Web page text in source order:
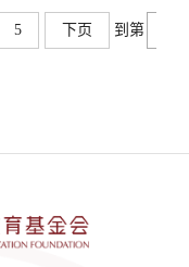
华体育运动事...
5 下页 到第